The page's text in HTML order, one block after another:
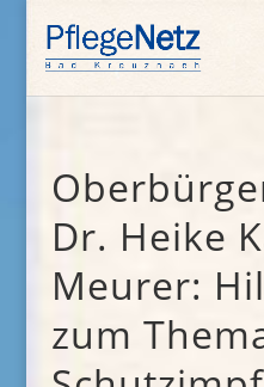
Dr. Heike
Meurer:
zum